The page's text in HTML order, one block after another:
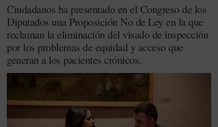
Ciudadanos ha presentado en el Congreso de los
Diputados una Proposición No de Ley en la que
reclaman la eliminación del visado de inspección
por los problemas de equidad y acceso que
generan a los pacientes crónicos.